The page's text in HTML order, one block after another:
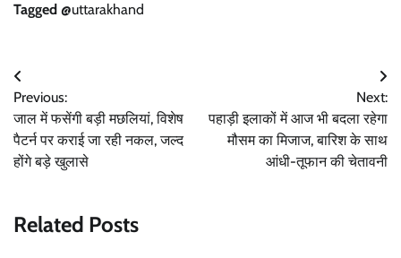
Tagged @uttarakhand
Post
navigation
Previous:
जाल में फसेंगी बड़ी मछलियां, विशेष
पैटर्न पर कराई जा रही नकल, जल्द
होंगे बड़े खुलासे
Next:
पहाड़ी इलाकों में आज भी बदला रहेगा
मौसम का मिजाज, बारिश के साथ
आंधी-तूफान की चेतावनी
Related Posts